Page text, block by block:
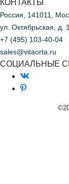
КОНТАКТЫ
Россия, 141011,
ул. Октябрьская, д.
+7 (495) 103-40-04
sales@vitaorta.ru
СОЦИАЛЬНЫЕ